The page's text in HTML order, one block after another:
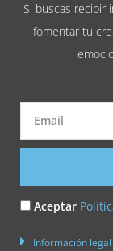
Si buscas recibir
fomentar tu
Email
Acepto
Aceptar
Información legal